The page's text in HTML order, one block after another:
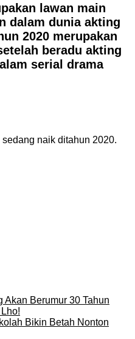
lawan main
dalam dunia akting
2020 merupakan
beradu akting
serial drama
naik ditahun 2020.
Akan Berumur 30 Tahun
Bikin Betah Nonton